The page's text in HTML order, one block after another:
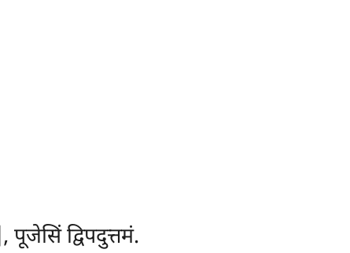
, पूजेसिं द्विपदुत्तमं.